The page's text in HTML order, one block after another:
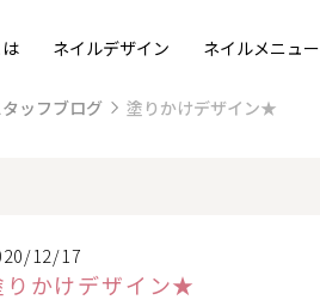
ネイルデザイン ネイルメニュー
ッフブログ 塗りかけデザイン★
12/17
りかけデザイン★